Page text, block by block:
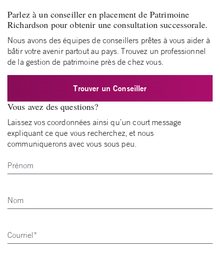
Parlez à un conseiller en placement de Patrimoine
Richardson pour obtenir une consultation successorale.
Nous avons des équipes de conseillers prêtes à vous aider à
bâtir votre avenir partout au pays. Trouvez un professionnel
de la gestion de patrimoine près de chez vous.
Trouver un Conseiller
Vous avez des questions?
Laissez vos coordonnées ainsi qu’un court message
expliquant ce que vous recherchez, et nous
communiquerons avec vous sous peu.